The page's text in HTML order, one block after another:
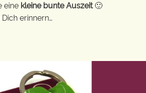
eine kleine bunte Auszeit🙂
erinnern…